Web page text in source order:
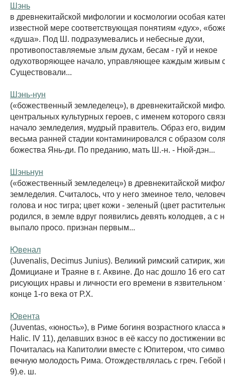
Шэнь
в древнекитайской мифологии и космологии особая
известной мере соответствующая понятиям «дух»,
«душа». Под Ш. подразумевались и небесные духи,
противопоставляемые злым духам, бесам - гуй и некое
одухотворяющее начало, управляющее каждым живым
Существовали...
Шэнь-нун
(«божественный земледелец»), в древнекитайской
центральных культурных героев, с именем которого
начало земледелия, мудрый правитель. Образ его,
весьма ранней стадии контаминировался с образом
божества Янь-ди. По преданию, мать Ш.-н. - Нюй-дэн...
Шэньнун
(«божественный земледелец») в древнекитайской
земледелия. Считалось, что у него змеиное тело,
голова и нос тигра; цвет кожи - зеленый (цвет
родился, в земле вдруг появились девять колодцев, а с
выпало просо. признан первым...
Ювенал
(Juvenalis, Decimus Junius). Великий римский сатирик,
Домициане и Траяне в г. Аквине. До нас дошло 16 его
рисующих нравы и личности его времени в язвительном
конце 1-го века от Р.Х.
Ювента
(Juventas, «юность»), в Риме богиня возрастного
Halic. IV 11), делавших взнос в её кассу по достижении
Почиталась на Капитолии вместе с Юпитером, что
вечную молодость Рима. Отождествлялась с греч. Гебой
9).е. ш.